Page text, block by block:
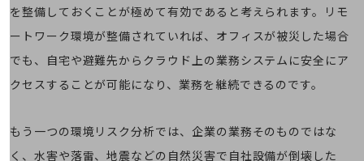
新卒採用
経験者採用
広告
を整備しておくことが極めて有効であると考えられます。リモ
ートワーク環境が整備されていれば、オフィスが被災した場合
でも、自宅や避難先からクラウド上の業務システムに安全にア
クセスすることが可能になり、業務を継続できるのです。
もう一つの環境リスク分析では、企業の業務そのものではな
く、水害や落雷、地震などの自然災害で自社設備が倒壊した